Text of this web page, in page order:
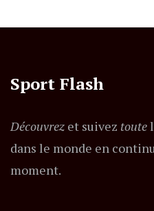
Sport Flash
Découvrez et suivez toute
dans le monde en
moment.